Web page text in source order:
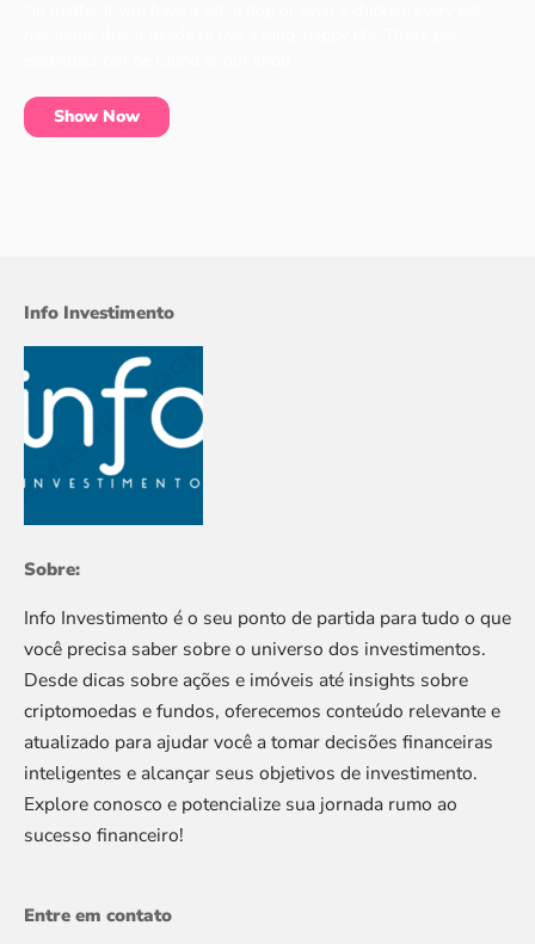
Show Now
Info Investimento
Sobre:
Info Investimento é o seu ponto de partida para tudo o que
você precisa saber sobre o universo dos investimentos.
Desde dicas sobre ações e imóveis até insights sobre
criptomoedas e fundos, oferecemos conteúdo relevante e
atualizado para ajudar você a tomar decisões financeiras
inteligentes e alcançar seus objetivos de investimento.
Explore conosco e potencialize sua jornada rumo ao
sucesso financeiro!
Entre em contato